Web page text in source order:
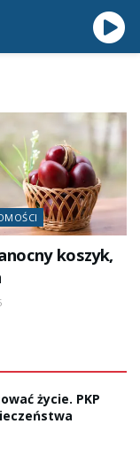
koszyk,
życie. PKP